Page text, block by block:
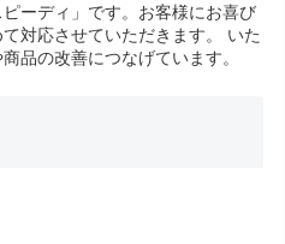
ーディ」です。お客様にお喜び
対応させていただきます。 いた
品の改善につなげています。